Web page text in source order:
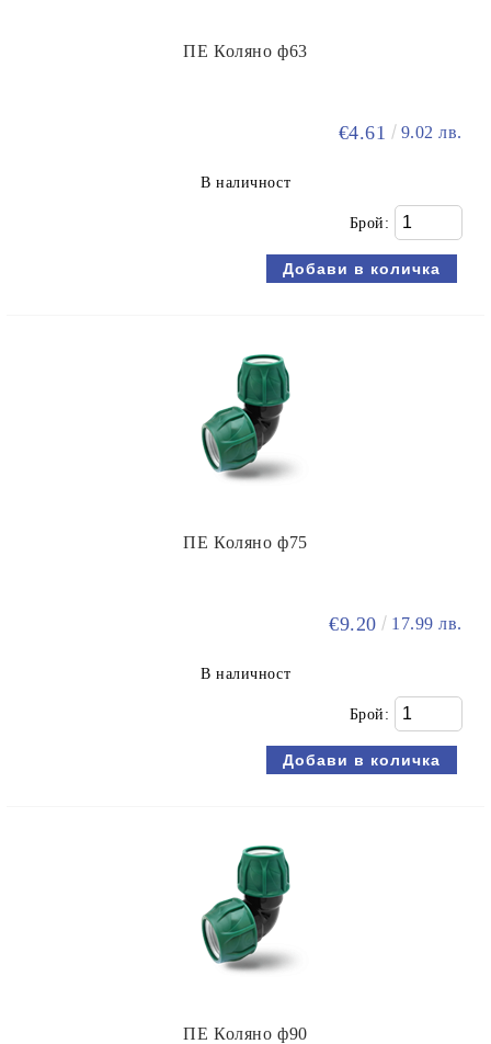
ПЕ Коляно ф63
€4.61 9.02 лв.
В наличност
Брой:
ПЕ Коляно ф75
€9.20 17.99 лв.
В наличност
Брой:
ПЕ Коляно ф90